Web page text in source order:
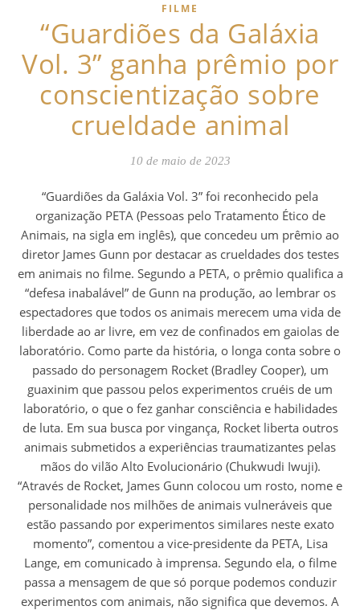
FILME
“Guardiões da Galáxia
Vol. 3” ganha prêmio por
conscientização sobre
crueldade animal
10 de maio de 2023
“Guardiões da Galáxia Vol. 3” foi reconhecido pela
organização PETA (Pessoas pelo Tratamento Ético de
Animais, na sigla em inglês), que concedeu um prêmio ao
diretor James Gunn por destacar as crueldades dos testes
em animais no filme. Segundo a PETA, o prêmio qualifica a
“defesa inabalável” de Gunn na produção, ao lembrar os
espectadores que todos os animais merecem uma vida de
liberdade ao ar livre, em vez de confinados em gaiolas de
laboratório. Como parte da história, o longa conta sobre o
passado do personagem Rocket (Bradley Cooper), um
guaxinim que passou pelos experimentos cruéis de um
laboratório, o que o fez ganhar consciência e habilidades
de luta. Em sua busca por vingança, Rocket liberta outros
animais submetidos a experiências traumatizantes pelas
mãos do vilão Alto Evolucionário (Chukwudi Iwuji).
“Através de Rocket, James Gunn colocou um rosto, nome e
personalidade nos milhões de animais vulneráveis que
estão passando por experimentos similares neste exato
momento”, comentou a vice-presidente da PETA, Lisa
Lange, em comunicado à imprensa. Segundo ela, o filme
passa a mensagem de que só porque podemos conduzir
experimentos com animais, não significa que devemos. A